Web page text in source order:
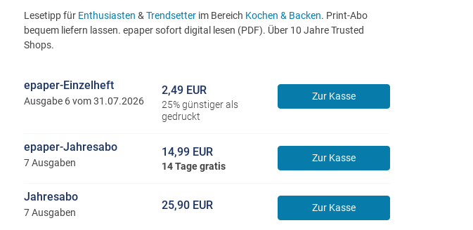
Lesetipp für Enthusiasten & Trendsetterim Bereich Kochen & Backen. Print-Abo
bequem liefern lassen. epaper sofort digital lesen (PDF). Über 10 Jahre Trusted
Shops.
epaper-Einzelheft
Ausgabe 6 vom 31.07.2026 Zur Kasse
2,49 EUR
25% günstiger als
gedruckt
epaper-Jahresabo
7 Ausgaben Zur Kasse
14,99 EUR
14 Tage gratis
Jahresabo
7 Ausgaben Zur Kasse
25,90 EUR